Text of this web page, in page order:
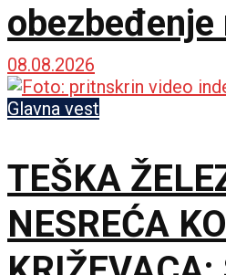
obezbeđenje
interveniše
08.08.2026
Glavna vest
TEŠKA
NESREĆA